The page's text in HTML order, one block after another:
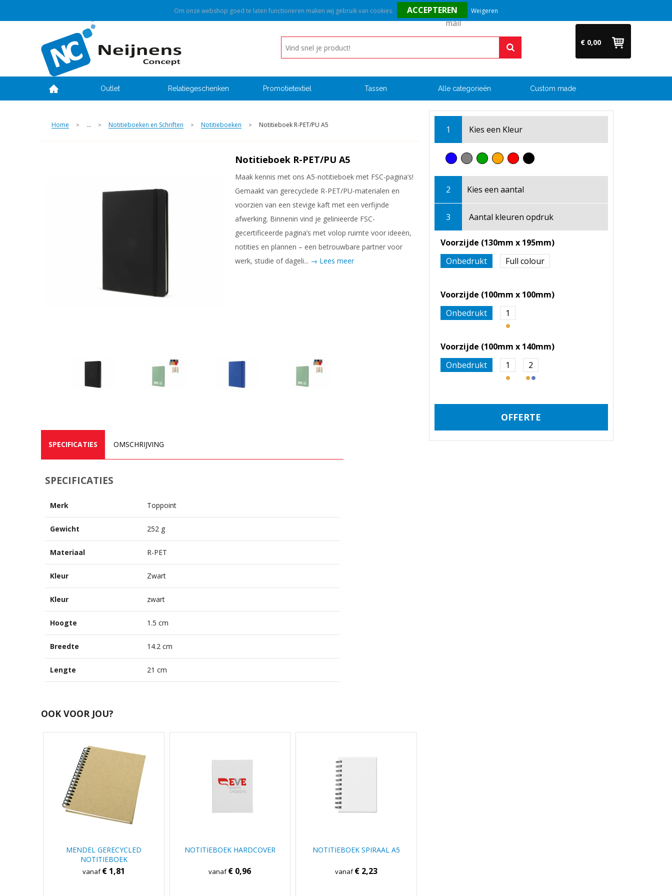
Vragen? Bel ons direct op +31 (0)6 54 33 52 04
€ 0,00
Outlet Relatiegeschenken Promotietextiel Tassen Alle categorieën Custom made
Home > ... > Notitieboeken en Schriften > Notitieboeken > Notitieboek R-PET/PU A5 1 Kies een Kleur
2 Kies een aantal
3 Aantal kleuren opdruk
Voorzijde (130mm x 195mm)
Onbedrukt
Full colour
Voorzijde (100mm x 100mm)
Onbedrukt
1
Voorzijde (100mm x 140mm)
Onbedrukt
1 2
OFFERTE
Notitieboek R-PET/PU A5
Maak kennis met ons A5-notitieboek met FSC-pagina’s!
Gemaakt van gerecyclede R-PET/PU-materialen en
voorzien van een stevige kaft met een verfijnde
afwerking. Binnenin vind je gelinieerde FSC-
gecertificeerde pagina’s met volop ruimte voor ideeën,
notities en plannen – een betrouwbare partner voor
werk, studie of dageli... → Lees meer
SPECIFICATIES OMSCHRIJVING
SPECIFICATIES
Merk Toppoint
Gewicht 252 g
Materiaal R-PET
Kleur Zwart
Kleur zwart
Hoogte 1.5 cm
Breedte 14.2 cm
Lengte 21 cm
OOK VOOR JOU?
MENDEL GERECYCLED
NOTITIEBOEK
vanaf€ 1,81
NOTITIEBOEK HARDCOVER
vanaf€ 0,96
NOTITIEBOEK SPIRAAL A5
vanaf€ 2,23
Om onze webshop goed te laten functioneren maken wij gebruik van cookies. Weigeren